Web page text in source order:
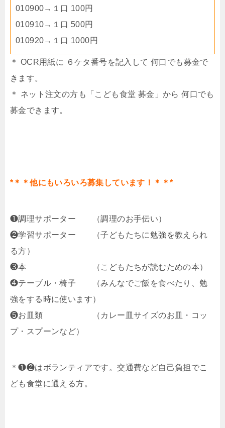
010900→１口 100円
010910→１口 500円
010920→１口 1000円
＊ OCR用紙に ６ケタ番号を記入して 何口でも募金で
きます。
＊ ネット注文の方も「こども食堂 募金」から 何口でも
募金できます。
*＊＊他にもいろいろ募集しています！＊＊*
❶調理サポーター （調理のお手伝い）
❷学習サポーター （子どもたちに勉強を教えられ
る方）
❸本 （こどもたちが読むための本）
❹テーブル・椅子 （みんなでご飯を食べたり、勉
強をする時に使います）
❺お皿類 （カレー皿サイズのお皿・コッ
プ・スプーンなど）
＊❶❷はボランティアです。交通費など自己負担でこ
ども食堂に通える方。